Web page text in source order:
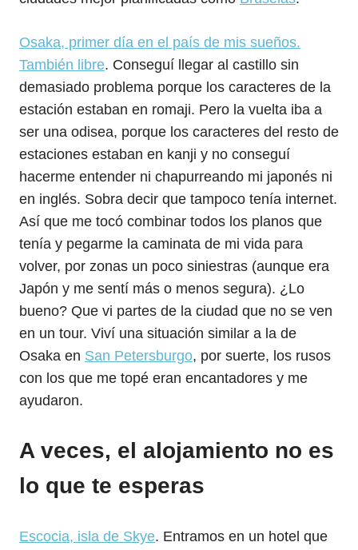
Osaka, primer día en el país de mis sueños.
También libre. Conseguí llegar al castillo sin
demasiado problema porque los caracteres de la
estación estaban en romaji. Pero la vuelta iba a
ser una odisea, porque los caracteres del resto de
estaciones estaban en kanji y no conseguí
hacerme entender ni chapurreando mi japonés ni
en inglés. Sobra decir que tampoco tenía internet.
Así que me tocó combinar todos los planos que
tenía y pegarme la caminata de mi vida para
volver, por zonas un poco siniestras (aunque era
Japón y me sentí más o menos segura). ¿Lo
bueno? Que vi partes de la ciudad que no se ven
en un tour. Viví una situación similar a la de
Osaka en San Petersburgo, por suerte, los rusos
con los que me topé eran encantadores y me
ayudaron.
A veces, el alojamiento no es
lo que te esperas
Escocia, isla de Skye. Entramos en un hotel que